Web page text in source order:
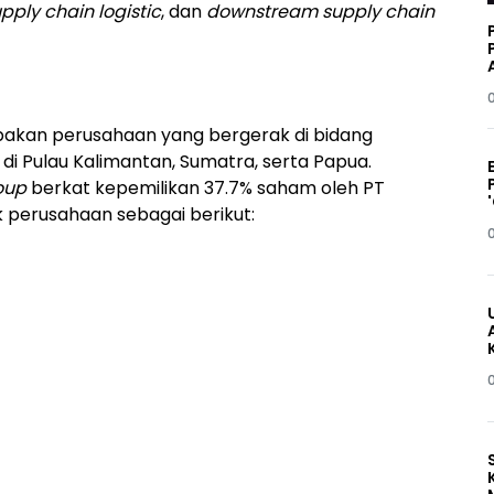
chain logistic, dan downstream supply chain
perusahaan yang bergerak di bidang
Pulau Kalimantan, Sumatra, serta Papua.
berkat kepemilikan 37.7% saham oleh PT
sebagai berikut: